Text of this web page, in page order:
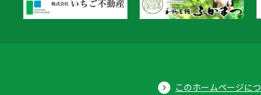
このホームページにつ